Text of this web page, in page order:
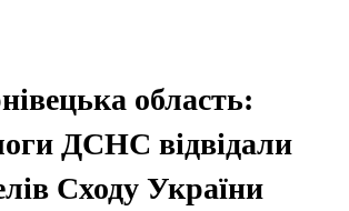
область:
ДСНС відвідали
Сходу України